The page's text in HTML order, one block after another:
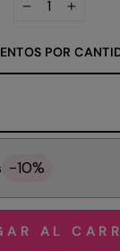
POR
-10%
AL